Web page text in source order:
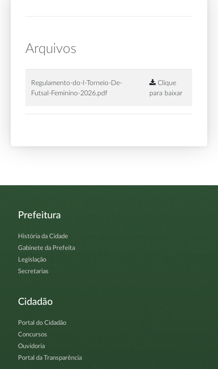
Arquivos
Regulamento-do-I-Torneio-De-
Futsal-Feminino-2026.pdf
Clique
para baixar
Prefeitura
História da Cidade
Gabinete da Prefeita
Legislação
Secretarias
Cidadão
Portal do Cidadão
Concursos
Ouvidoria
Portal da Transparência